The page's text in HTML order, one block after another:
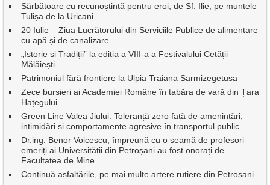
Sărbătoare cu recunoștință pentru eroi, de Sf. Ilie, pe muntele
Tulișa de la Uricani
20 Iulie – Ziua Lucrătorului din Serviciile Publice de alimentare
cu apă și de canalizare
„Istorie și Tradiții” la ediția a VIII-a a Festivalului Cetății
Mălăiești
Patrimoniul fără frontiere la Ulpia Traiana Sarmizegetusa
Zece bursieri ai Academiei Române în tabăra de vară din Țara
Hațegului
Green Line Valea Jiului: Toleranță zero față de amenințări,
intimidări și comportamente agresive în transportul public
Dr.ing. Benor Voicescu, împreună cu o seamă de profesori
emeriți ai Universității din Petroșani au fost onorați de
Facultatea de Mine
Continuă asfaltările, pe mai multe artere rutiere din Petroșani